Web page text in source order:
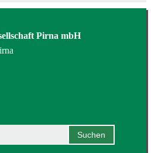
Pirna mbH